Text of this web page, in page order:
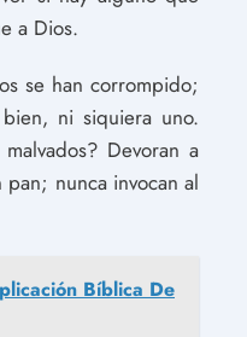
a Dios.
se han corrompido;
ni siquiera uno.
Devoran a
nunca invocan al
Bíblica De